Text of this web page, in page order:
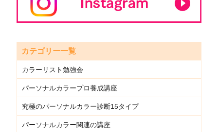
カテゴリー一覧
カラーリスト勉強会
パーソナルカラープロ養成講座
究極のパーソナルカラー診断15タイプ
パーソナルカラー関連の講座